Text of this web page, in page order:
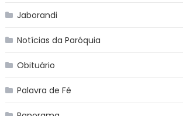
Jaborandi
Notícias da Paróquia
Obituário
Palavra de Fé